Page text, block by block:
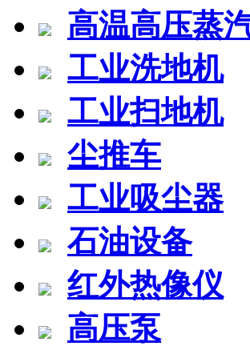
高温高压蒸
工业洗地机
工业扫地机
尘推车
工业吸尘器
石油设备
红外热像仪
高压泵